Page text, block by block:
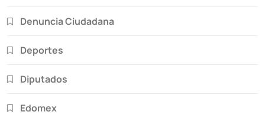
Denuncia Ciudadana
Deportes
Diputados
Edomex